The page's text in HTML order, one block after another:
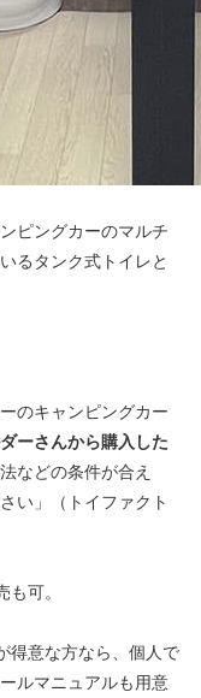
ピングカーのマルチ
るタンク式トイレと
のキャンピングカー
ーさんから購入した
などの条件が合え
い」（トイファクト
可。
得意な方なら、個人で
ルマニュアルも用意